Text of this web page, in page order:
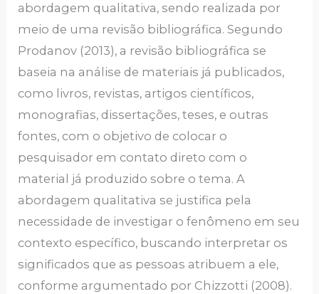
abordagem qualitativa, sendo realizada por
meio de uma revisão bibliográfica. Segundo
Prodanov (2013), a revisão bibliográfica se
baseia na análise de materiais já publicados,
como livros, revistas, artigos científicos,
monografias, dissertações, teses, e outras
fontes, com o objetivo de colocar o
pesquisador em contato direto com o
material já produzido sobre o tema. A
abordagem qualitativa se justifica pela
necessidade de investigar o fenômeno em seu
contexto específico, buscando interpretar os
significados que as pessoas atribuem a ele,
conforme argumentado por Chizzotti (2008).